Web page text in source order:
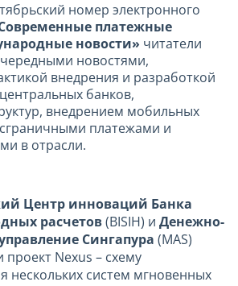
номер электронного
Современные платежные
новости» читатели
новостями,
внедрения и разработкой
банков,
внедрением мобильных
платежами и
в отрасли.
Центр инноваций Банка
расчетов(BISIH) и Денежно-
Сингапура (MAS)
проект Nexus – схему
нескольких систем мгновенных